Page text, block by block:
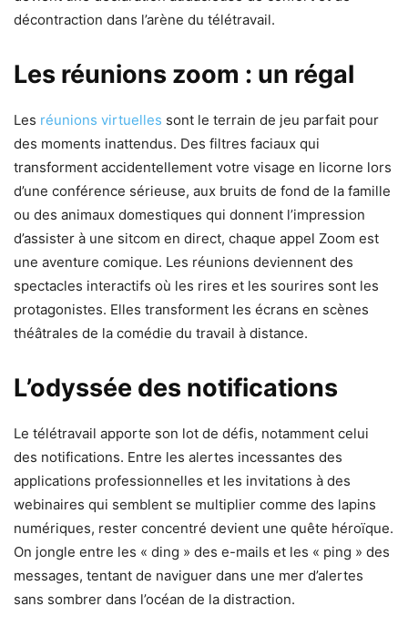
décontraction dans l’arène du télétravail.
Les réunions zoom : un régal
Les réunions virtuelles sont le terrain de jeu parfait pour
des moments inattendus. Des filtres faciaux qui
transforment accidentellement votre visage en licorne lors
d’une conférence sérieuse, aux bruits de fond de la famille
ou des animaux domestiques qui donnent l’impression
d’assister à une sitcom en direct, chaque appel Zoom est
une aventure comique. Les réunions deviennent des
spectacles interactifs où les rires et les sourires sont les
protagonistes. Elles transforment les écrans en scènes
théâtrales de la comédie du travail à distance.
L’odyssée des notifications
Le télétravail apporte son lot de défis, notamment celui
des notifications. Entre les alertes incessantes des
applications professionnelles et les invitations à des
webinaires qui semblent se multiplier comme des lapins
numériques, rester concentré devient une quête héroïque.
On jongle entre les « ding » des e-mails et les « ping » des
messages, tentant de naviguer dans une mer d’alertes
sans sombrer dans l’océan de la distraction.